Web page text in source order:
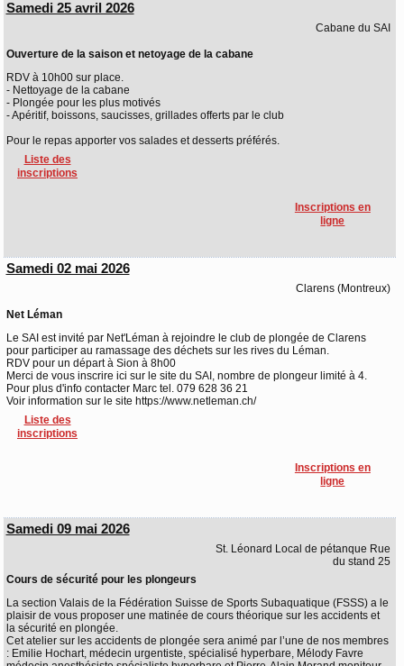
Samedi 25 avril 2026
Cabane du SAI
Ouverture de la saison et netoyage de la cabane
RDV à 10h00 sur place.
- Nettoyage de la cabane
- Plongée pour les plus motivés
- Apéritif, boissons, saucisses, grillades offerts par le club
Pour le repas apporter vos salades et desserts préférés.
Liste des
inscriptions
Inscriptions en
ligne
Samedi 02 mai 2026
Clarens (Montreux)
Net Léman
Le SAI est invité par Net'Léman à rejoindre le club de plongée de Clarens
pour participer au ramassage des déchets sur les rives du Léman.
RDV pour un départ à Sion à 8h00
Merci de vous inscrire ici sur le site du SAI, nombre de plongeur limité à 4.
Pour plus d'info contacter Marc tel. 079 628 36 21
Voir information sur le site https://www.netleman.ch/
Liste des
inscriptions
Inscriptions en
ligne
Samedi 09 mai 2026
St. Léonard Local de pétanque Rue
du stand 25
Cours de sécurité pour les plongeurs
La section Valais de la Fédération Suisse de Sports Subaquatique (FSSS) a le
plaisir de vous proposer une matinée de cours théorique sur les accidents et
la sécurité en plongée.
Cet atelier sur les accidents de plongée sera animé par l’une de nos membres
: Emilie Hochart, médecin urgentiste, spécialisé hyperbare, Mélody Favre